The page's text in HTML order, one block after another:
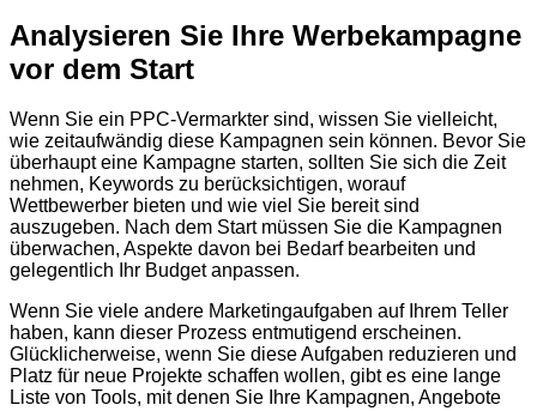
Analysieren Sie Ihre Werbekampagne
vor dem Start
Wenn Sie ein PPC-Vermarkter sind, wissen Sie vielleicht,
wie zeitaufwändig diese Kampagnen sein können. Bevor Sie
überhaupt eine Kampagne starten, sollten Sie sich die Zeit
nehmen, Keywords zu berücksichtigen, worauf
Wettbewerber bieten und wie viel Sie bereit sind
auszugeben. Nach dem Start müssen Sie die Kampagnen
überwachen, Aspekte davon bei Bedarf bearbeiten und
gelegentlich Ihr Budget anpassen.
Wenn Sie viele andere Marketingaufgaben auf Ihrem Teller
haben, kann dieser Prozess entmutigend erscheinen.
Glücklicherweise, wenn Sie diese Aufgaben reduzieren und
Platz für neue Projekte schaffen wollen, gibt es eine lange
Liste von Tools, mit denen Sie Ihre Kampagnen, Angebote